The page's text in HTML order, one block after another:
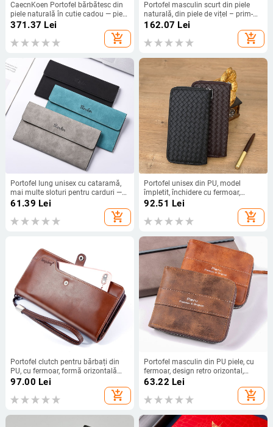
CaecnKoen Portofel bărbătesc din
piele naturală în cutie cadou — piele
de vită în strat superior, stil urban
371.37 Lei
add_shopping_cart
Portofel masculin scurt din piele
naturală, din piele de vițel – prim-
strat, respirabil și rezistent,
căptușeală poliester-bumbac,
primăvara 2025
162.07 Lei
add_shopping_cart
Portofel lung unisex cu cataramă,
mai multe sloturi pentru carduri —
PU material, ultra-ușor, capacitate
extinsă, lansare primăvara 2025
61.39 Lei
add_shopping_cart
Portofel unisex din PU, model
împletit, închidere cu fermoar,
multifuncțional, anti-furt, buzunare
interioare pentru carduri, ID și
bancnote
92.51 Lei
add_shopping_cart
Portofel clutch pentru bărbați din
PU, cu fermoar, formă orizontală
pătrată, compartimente interne:
clips pentru bancnote, buzunar
pentru ID, sloturi pentru carduri,
97.00 Lei
add_shopping_cart
Portofel masculin din PU piele, cu
fermoar, design retro orizontal,
multifuncțional, casual
63.22 Lei
add_shopping_cart